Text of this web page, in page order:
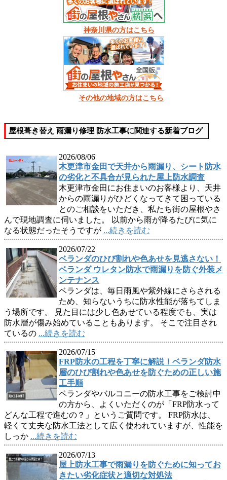
神奈川県の方はこちら
その他の地域の方はこちら
屋根葺き替え 雨漏り修理 防水工事に関連する新着ブログ
2026/08/06
木更津市金田で天井から雨漏り、シート防水
の劣化と不具合が見られた屋上防水調査
木更津市金田にお住まいのお客様より、天井
からの雨漏りがひどくなってきて困っている
とのご相談をいただき、私たち街の屋根やさ
んで現地調査に伺いました。 以前から雨が降るたびに気に
なる状態だったそうですが ...続きを読む
2026/07/22
ベランダのひび割れや色あせを見逃さない！
ベランダ ウレタン防水で雨漏りを防ぐ外装メ
ンテナンス
ベランダは、毎日雨風や紫外線にさらされる
ため、知らないうちに防水性能が落ちてしま
う場所です。 見た目には少し色あせている程度でも、実は
防水層が傷み始めていることもあります。 そこで注目され
ているの ...続きを読む
2026/07/15
FRP防水の工程を丁寧に解説！ベランダ防水
層のひび割れや色あせを防ぐための正しい施
工手順
ベランダやバルコニーの防水工事をご検討中
の方から、よくいただくのが「FRP防水って
どんな工程で進むの？」というご質問です。 FRP防水は、
軽くて丈夫な防水工法として広く使われていますが、性能を
しっか ...続きを読む
2026/07/13
屋上防水工事で雨漏りを防ぐために知ってお
きたい劣化症状と適切な対処法